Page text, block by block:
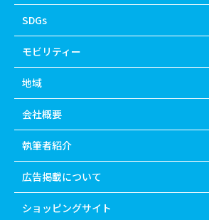
SDGs
モビリティー
地域
会社概要
執筆者紹介
広告掲載について
ショッピングサイト